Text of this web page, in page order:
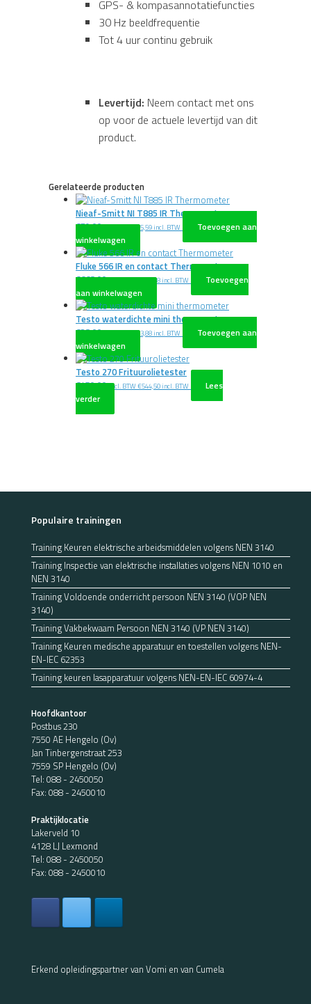
GPS- & kompasannotatiefuncties
30 Hz beeldfrequentie
Tot 4 uur continu gebruik
Levertijd: Neem contact met ons
op voor de actuele levertijd van dit
product.
Gerelateerde producten
Nieaf-Smitt NI T885 IR Thermometer
€79,00 excl. BTW€95,59 incl. BTW
Toevoegen aan
winkelwagen
Fluke 566 IR en contact Thermometer
€668,00 excl. BTW€808,28 incl. BTW
Toevoegen
aan winkelwagen
Testo waterdichte mini thermometer
€28,00 excl. BTW€33,88 incl. BTW
Toevoegen aan
winkelwagen
Testo 270 Frituurolietester
€450,00 excl. BTW €544,50 incl. BTW
Lees
verder
Populaire trainingen
Training Keuren elektrische arbeidsmiddelen volgens NEN 3140
Training Inspectie van elektrische installaties volgens NEN 1010 en
NEN 3140
Training Voldoende onderricht persoon NEN 3140 (VOP NEN
3140)
Training Vakbekwaam Persoon NEN 3140 (VP NEN 3140)
Training Keuren medische apparatuur en toestellen volgens NEN-
EN-IEC 62353
Training keuren lasapparatuur volgens NEN-EN-IEC 60974-4
Hoofdkantoor
Postbus 230
7550 AE Hengelo (Ov)
Jan Tinbergenstraat 253
7559 SP Hengelo (Ov)
Tel: 088 - 2450050
Fax: 088 - 2450010
Praktijklocatie
Lakerveld 10
4128 LJ Lexmond
Tel: 088 - 2450050
Fax: 088 - 2450010
Erkend opleidingspartner van Vomi en van Cumela